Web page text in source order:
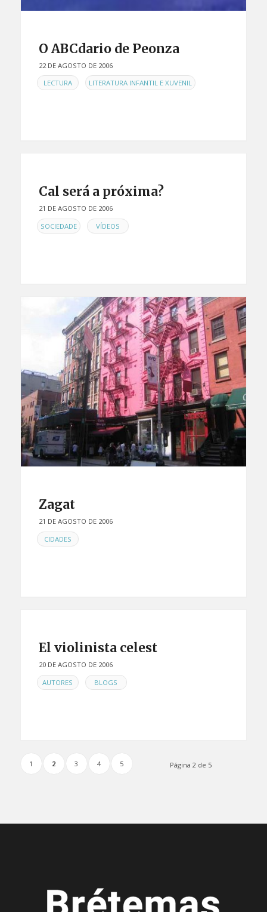
O ABCdario de Peonza
22 DE AGOSTO DE 2006
EN
LECTURA , LITERATURA INFANTIL E XUVENIL
Cal será a próxima?
21 DE AGOSTO DE 2006
ENSOCIEDADE , VÍDEOS
Zagat
21 DE AGOSTO DE 2006
EN
CIDADES
El violinista celest
20 DE AGOSTO DE 2006
EN AUTORES , BLOGS
Página 2 de 5
1 2 3 4 5